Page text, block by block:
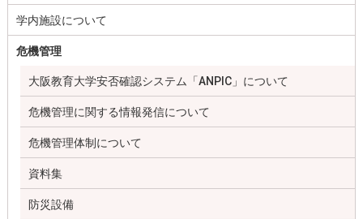
学内施設について
危機管理
大阪教育大学安否確認システム「ANPIC」について
危機管理に関する情報発信について
危機管理体制について
資料集
防災設備